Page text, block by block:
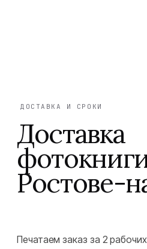
ДОСТАВКА И СРОКИ
Доставка
Ростове-
Печатаем заказ за 2